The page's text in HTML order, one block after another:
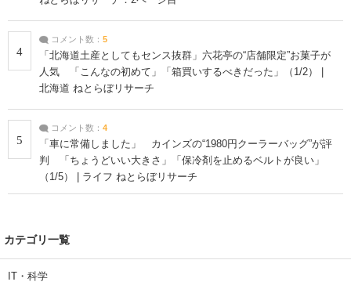
4
コメント数： 5
「北海道土産としてもセンス抜群」六花亭の“店舗限定”お菓子が
人気 「こんなの初めて」「箱買いするべきだった」（1/2） |
北海道 ねとらぼリサーチ
5
コメント数： 4
「車に常備しました」 カインズの“1980円クーラーバッグ”が評
判 「ちょうどいい大きさ」「保冷剤を止めるベルトが良い」
（1/5） | ライフ ねとらぼリサーチ
カテゴリ一覧
IT・科学